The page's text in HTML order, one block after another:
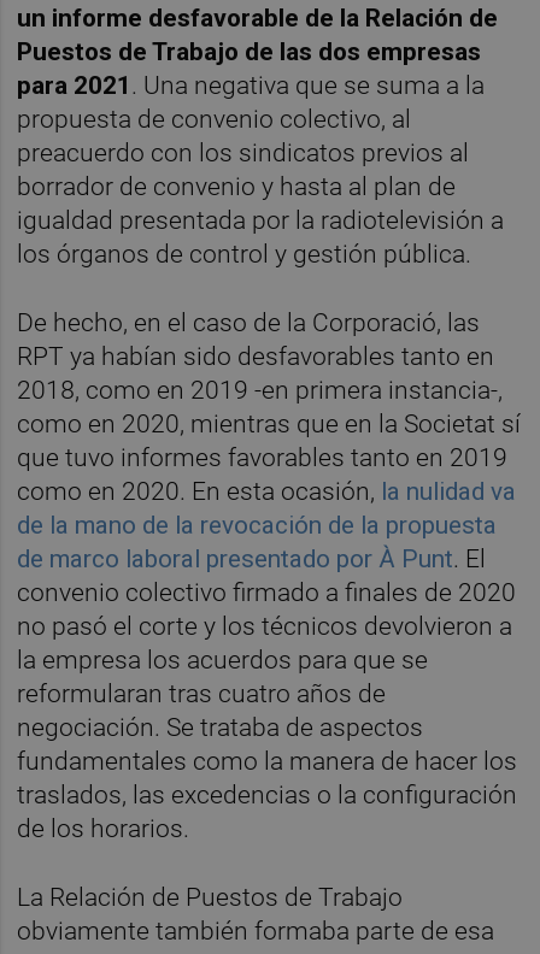
un informe desfavorable de la Relación de
Puestos de Trabajo de las dos empresas
para 2021 . Una negativa que se suma a la
propuesta de convenio colectivo, al
preacuerdo con los sindicatos previos al
borrador de convenio y hasta al plan de
igualdad presentada por la radiotelevisión a
los órganos de control y gestión pública.
De hecho, en el caso de la Corporació, las
RPT ya habían sido desfavorables tanto en
2018, como en 2019 -en primera instancia-,
como en 2020, mientras que en la Societat sí
que tuvo informes favorables tanto en 2019
como en 2020. En esta ocasión, la nulidad va
de la mano de la revocación de la propuesta
de marco laboral presentado por À Punt. El
convenio colectivo firmado a finales de 2020
no pasó el corte y los técnicos devolvieron a
la empresa los acuerdos para que se
reformularan tras cuatro años de
negociación. Se trataba de aspectos
fundamentales como la manera de hacer los
traslados, las excedencias o la configuración
de los horarios.
La Relación de Puestos de Trabajo
obviamente también formaba parte de esa